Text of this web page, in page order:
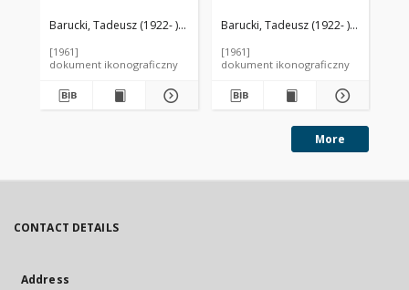
Barucki, Tadeusz (1922- ). Fotograf Duiker, Jan (1890-1935). Architekt
[1961]
dokument ikonograficzny
poziomie drugiej
kondygnacji, Hilversum,
Barucki, Tadeusz (1922- ). Fotograf
[1961]
dokument ikonograficzny
More
CONTACT DETAILS
Address